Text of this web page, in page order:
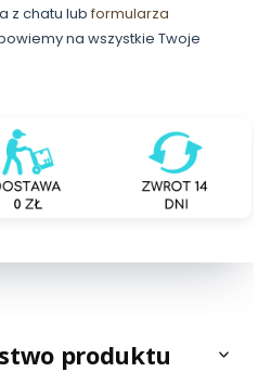
z chatu lub formularza
na wszystkie Twoje
produktu